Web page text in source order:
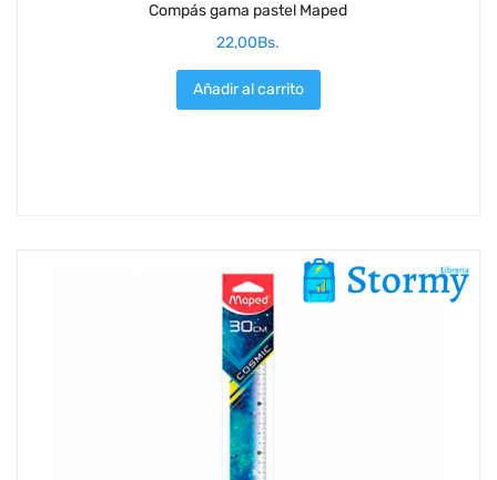
Compás gama pastel Maped
22,00Bs.
Añadir al carrito